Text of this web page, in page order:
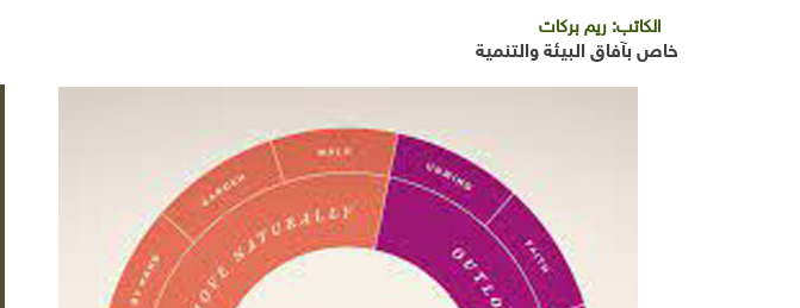
الكاتب: ريم بركات
خاص بآفاق البيئة والتنمية